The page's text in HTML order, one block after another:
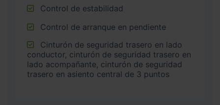
Control de estabilidad
Control de arranque en pendiente
conductor, cinturón de seguridad trasero en
lado acompañante, cinturón de seguridad
trasero en asiento central de 3 puntos